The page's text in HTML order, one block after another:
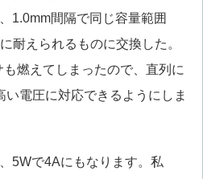
1.0mm間隔で同じ容量範囲
耐えられるものに交換した。
燃えてしまったので、直列に
い電圧に対応できるようにしま
5Wで4Aにもなります。私